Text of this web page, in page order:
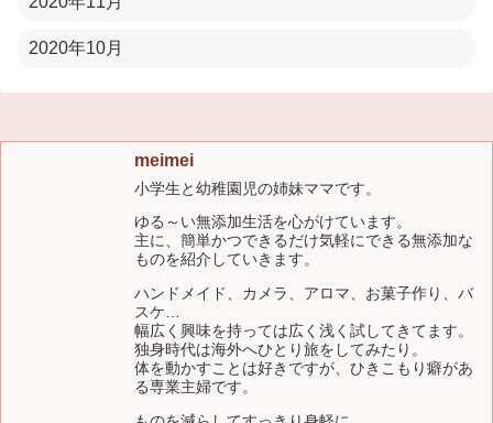
2020年10月
meimei
小学生と幼稚園児の姉妹ママです。
ゆる～い無添加生活を心がけています。
主に、簡単かつできるだけ気軽にできる無添加な
ものを紹介していきます。
ハンドメイド、カメラ、アロマ、お菓子作り、バ
スケ…
幅広く興味を持っては広く浅く試してきてます。
独身時代は海外へひとり旅をしてみたり。
体を動かすことは好きですが、ひきこもり癖があ
る専業主婦です。